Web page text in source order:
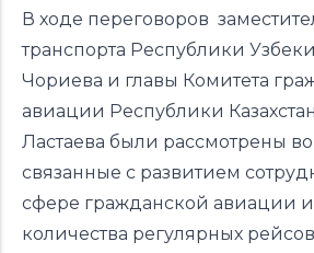
В ходе переговоров
транспорта Республики
Чориева и главы Комитета
авиации Республики Казахстан
Ластаева были рассмотрены
связанные с развитием
сфере гражданской авиации
количества регулярных